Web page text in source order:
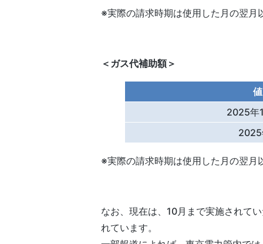
※実際の請求時期は使用した月の翌月
＜ガス代補助額＞
2025年
2025
※実際の請求時期は使用した月の翌月
なお、現在は、10月まで実施されて
れています。